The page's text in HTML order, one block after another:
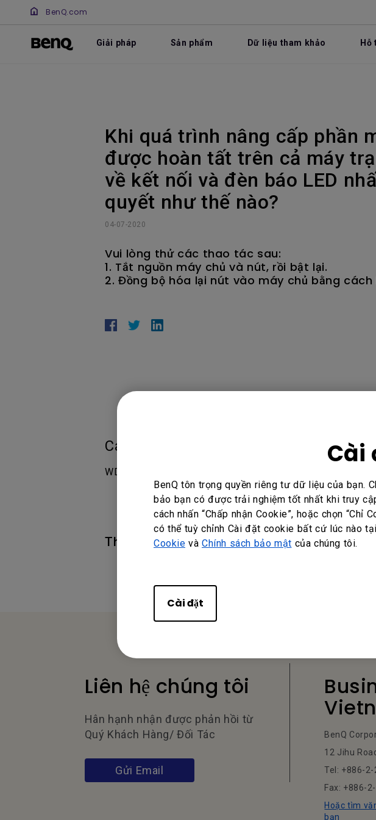
Cài
BenQ tôn trọng quyền riêng tư dữ liệu của bạn.
bảo bạn có được trải nghiệm tốt nhất khi truy
cách nhấn “Chấp nhận Cookie”, hoặc chọn
có thể tuỳ chỉnh Cài đặt cookie bất cứ lúc nào
Cookie và Chính sách bảo mật của chúng tôi.
Cài đặt
BenQ.com
Giải pháp Sản phẩm Dữ liệu tham khảo Hỗ
Khi quá trình nâng cấp phần
được hoàn tất trên cả máy
về kết nối và đèn báo LED
quyết như thế nào?
04-07-2020
Vui lòng thử các thao tác sau:
1. Tắt nguồn máy chủ và nút, rồi bật lại.
2. Đồng bộ hóa lại nút vào máy chủ bằng
Các sản phẩm phù hợp
WDC10
Thông tin này có hữu ích không? Có
Liên hệ chúng tôi
Hân hạnh nhận được phản hồi từ
Quý Khách Hàng/ Đối Tác
Gửi Email
BenQ
12 Jihu
Tel: +886-
Fax: +886-
Hoặc tìm
bạn